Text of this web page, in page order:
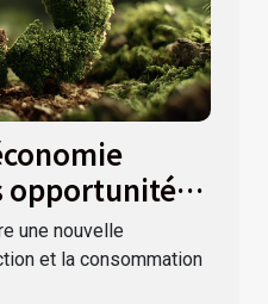
opportunités
modernes
une nouvelle
et la consommation